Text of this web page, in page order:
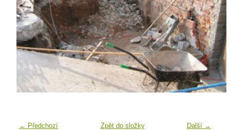
← Předchozí Další →
Zpět do složky